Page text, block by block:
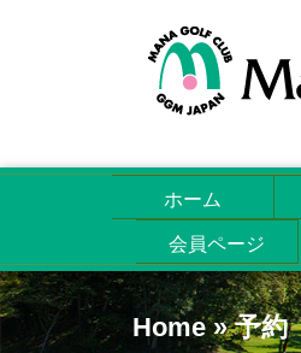
ホーム
会員ページ
Home»予約